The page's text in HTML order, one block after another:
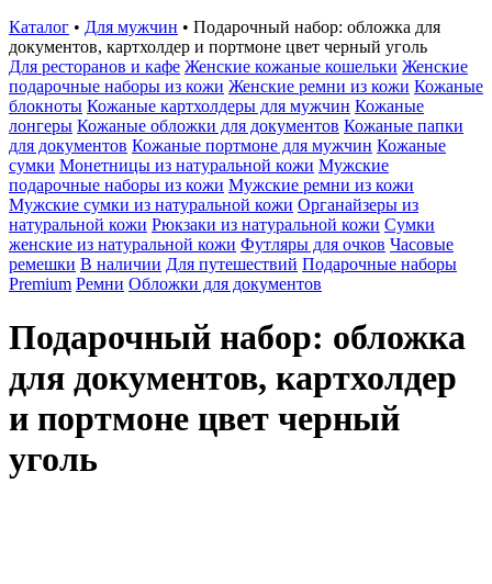
Каталог • Для мужчин • Подарочный набор: обложка для
документов, картхолдер и портмоне цвет черный уголь
Для ресторанов и кафе Женские кожаные кошельки Женские
подарочные наборы из кожи Женские ремни из кожи Кожаные
блокноты Кожаные картхолдеры для мужчин Кожаные
лонгеры Кожаные обложки для документов Кожаные папки
для документов Кожаные портмоне для мужчин Кожаные
сумки Монетницы из натуральной кожи Мужские
подарочные наборы из кожи Мужские ремни из кожи
Мужские сумки из натуральной кожи Органайзеры из
натуральной кожи Рюкзаки из натуральной кожи Сумки
женские из натуральной кожи Футляры для очков Часовые
ремешки В наличии Для путешествий Подарочные наборы
Premium Ремни Обложки для документов
Подарочный набор: обложка
для документов, картхолдер
и портмоне цвет черный
уголь